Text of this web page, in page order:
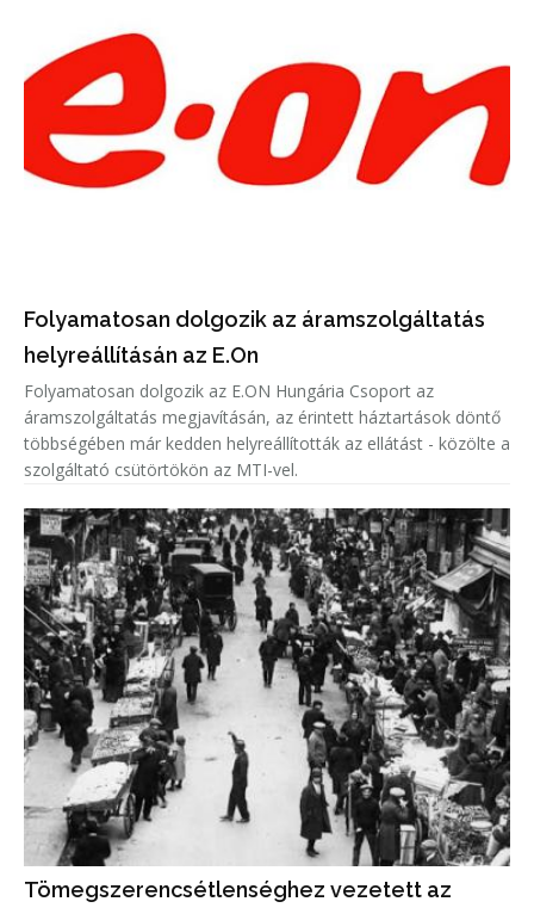
Folyamatosan dolgozik az áramszolgáltatás
helyreállításán az E.On
Folyamatosan dolgozik az E.ON Hungária Csoport az
áramszolgáltatás megjavításán, az érintett háztartások döntő
többségében már kedden helyreállították az ellátást - közölte a
szolgáltató csütörtökön az MTI-vel.
Tömegszerencsétlenséghez vezetett az